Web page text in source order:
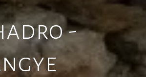
-